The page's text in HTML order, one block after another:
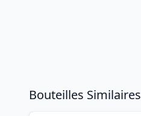
Bouteilles Similaires